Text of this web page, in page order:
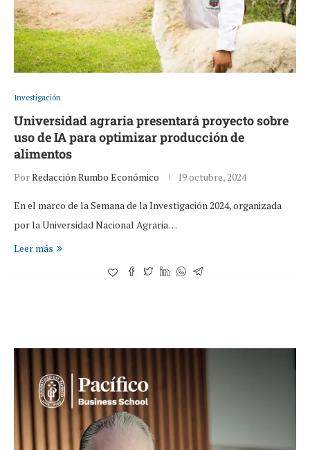
Investigación
Universidad agraria presentará proyecto sobre
uso de IA para optimizar producción de
alimentos
PorRedacción Rumbo Económico 19 octubre, 2024
En el marco de la Semana de la Investigación 2024, organizada
por la Universidad Nacional Agraria…
Leer más